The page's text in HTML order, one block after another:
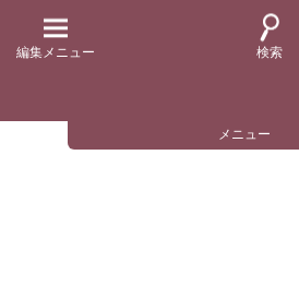
編集メニュー 検索
メニュー